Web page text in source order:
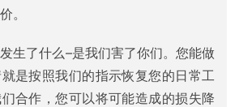
。
生了什么–是我们害了你们。您能做
是按照我们的指示恢复您的日常工
合作，您可以将可能造成的损失降